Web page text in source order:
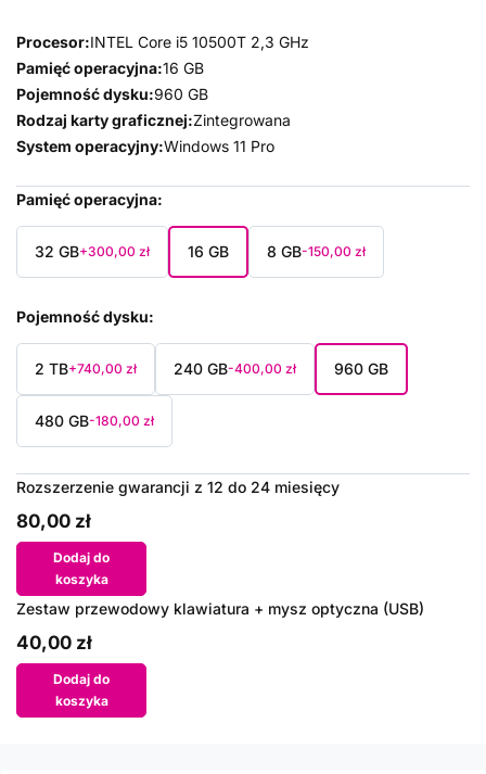
Procesor:INTEL Core i5 10500T 2,3 GHz
Pamięć operacyjna:16 GB
Pojemność dysku:960 GB
Rodzaj karty graficznej:Zintegrowana
System operacyjny:Windows 11 Pro
Pamięć operacyjna
32 GB+300,00 zł 16 GB 8 GB-150,00 zł
Pojemność dysku
2 TB+740,00 zł 240 GB-400,00 zł 960 GB
480 GB-180,00 zł
Rozszerzenie gwarancji z 12 do 24 miesięcy
80,00 zł
Dodaj do
koszyka
Zestaw przewodowy klawiatura + mysz optyczna (USB)
40,00 zł
Dodaj do
koszyka